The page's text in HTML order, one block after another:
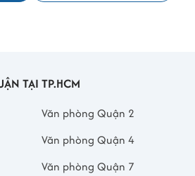
TẠI TP.HCM
Văn phòng Quận 2
Văn phòng Quận 4
Văn phòng Quận 7